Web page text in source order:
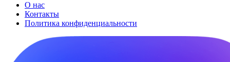
О нас
Контакты
Политика конфиденциальности